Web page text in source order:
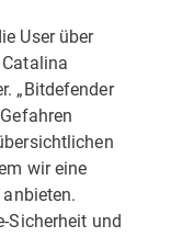
User über
„Bitdefender
wir eine
Sicherheit und